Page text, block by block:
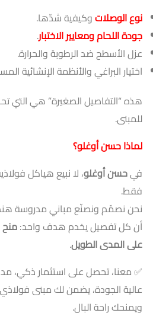
نوع الوصلاتوكيفية شدّها.
جودة اللحام ومعايير الاختبار.
عزل الأسطح ضد الرطوبة والحرارة.
اختيار البراغي والأنظمة الإنشائية
هذه “التفاصيل الصغيرة” هي التي
للمبنى.
لماذا حسن أوغلو؟
فيحسن أوغلو، لا نبيع هياكل
فقط.
نحن نصمّم ونصنّع مباني مدروسة
أن كل تفصيل يخدم هدف واحد:
على المدى الطويل.
✅ معنا، تحصل على استثمار ذكي،
عالية الجودة، يضمن لك مبنى
ويمنحك راحة البال.